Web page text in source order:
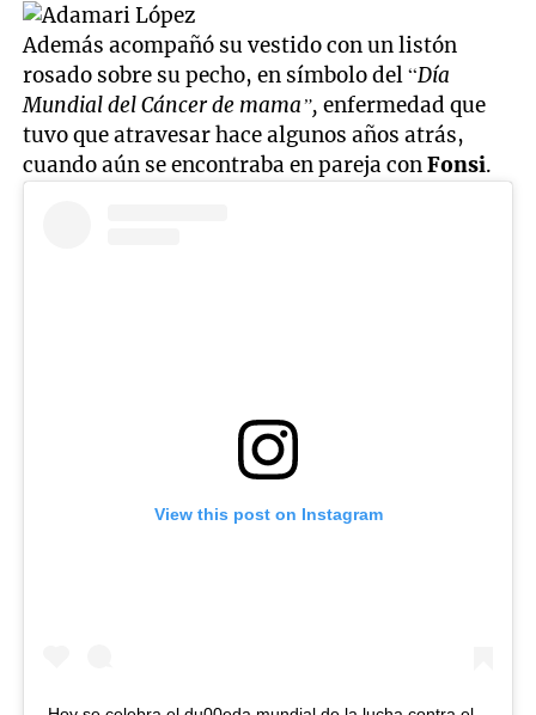
Además acompañó su vestido con un listón
rosado sobre su pecho, en símbolo del “Día
Mundial del Cáncer de mama”, enfermedad que
tuvo que atravesar hace algunos años atrás,
cuando aún se encontraba en pareja conFonsi.
View this post on Instagram